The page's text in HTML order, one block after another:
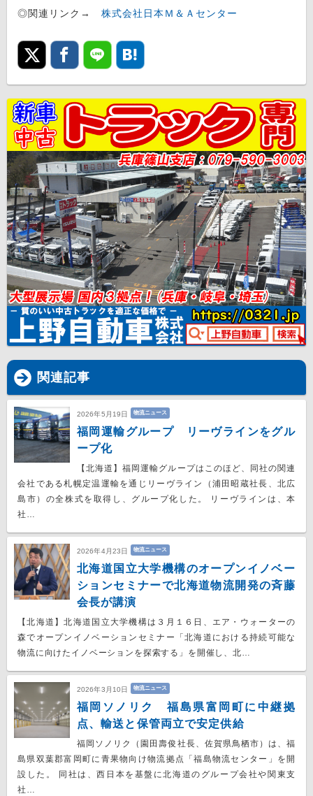
◎関連リンク→ 株式会社日本Ｍ＆Ａセンター
関連記事
2026年5月19日 物流ニュース
福岡運輸グループ リーヴラインをグル
ープ化
【北海道】福岡運輸グループはこのほど、同社の関連
会社である札幌定温運輸を通じリーヴライン（浦田昭蔵社長、北広
島市）の全株式を取得し、グループ化した。 リーヴラインは、本
社…
2026年4月23日 物流ニュース
北海道国立大学機構のオープンイノベー
ションセミナーで北海道物流開発の斉藤
会長が講演
【北海道】北海道国立大学機構は３月１６日、エア・ウォーターの
森でオープンイノベーションセミナー「北海道における持続可能な
物流に向けたイノベーションを探索する」を開催し、北…
2026年3月10日 物流ニュース
福岡ソノリク 福島県富岡町に中継拠
点、輸送と保管両立で安定供給
福岡ソノリク（園田壽俊社長、佐賀県鳥栖市）は、福
島県双葉郡富岡町に青果物向け物流拠点「福島物流センター」を開
設した。 同社は、西日本を基盤に北海道のグループ会社や関東支
社…